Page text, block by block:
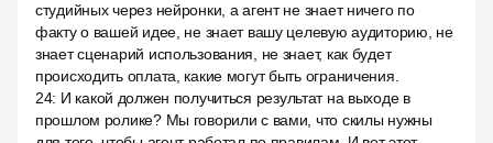
студийных через нейронки, а агент не знает ничего по
факту о вашей идее, не знает вашу целевую аудиторию, не
знает сценарий использования, не знает, как будет
происходить оплата, какие могут быть ограничения.
24: И какой должен получиться результат на выходе в
прошлом ролике? Мы говорили с вами, что скилы нужны